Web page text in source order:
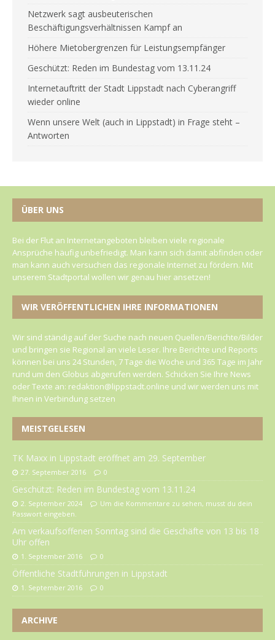
Netzwerk sagt ausbeuterischen
Beschäftigungsverhältnissen Kampf an
Höhere Mietobergrenzen für Leistungsempfänger
Geschützt: Reden im Bundestag vom 13.11.24
Internetauftritt der Stadt Lippstadt nach Cyberangriff
wieder online
Wenn unsere Welt (auch in Lippstadt) in Frage steht –
Antworten
ÜBER UNS
Bei der Flut an Internetangeboten bleiben viele regionale
Ansprüche häufig unbefriedigt. Man kann sich damit abfinden oder
man kann auch versuchen das regionale Internet zu fördern. Mit
unserem Stadtportal wollen wir genau hier ansetzen!
WIR VERÖFFENTLICHEN IHRE INFORMATIONEN
Wir sind ständig auf der Suche nach neuen Quellen/Berichte/Bilder
und bringen sie Regional an viele Leser. Ihre Berichte und Reports
können bei uns 24 Stunden, 7 Tage die Woche und 365 Tage im Jahr
rund um den Globus abgerufen werden. Schicken Sie Ihre News
oder Texte an: redaktion@lippstadt.online und wir werden uns mit
Ihnen in Verbindung setzen
MEISTGELESEN
TK Maxx in Lippstadt eröffnet am 29. September
27. September 2016 0
Geschützt: Reden im Bundestag vom 13.11.24
2. September 2024
Um die Kommentare zu sehen, musst du dein
Passwort eingeben.
Am verkaufsoffenen Sonntag sind die Geschäfte von 13 bis 18
Uhr offen
1. September 2016 0
Öffentliche Stadtführungen in Lippstadt
1. September 2016 0
ARCHIVE